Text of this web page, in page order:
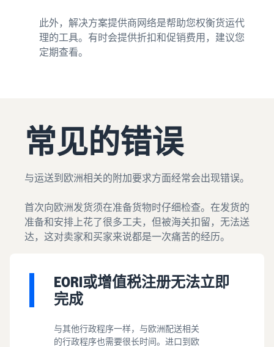
此外，解决方案提供商网络是帮助您权衡货运代
理的工具。有时会提供折扣和促销费用，建议您
定期查看。
常见的错误
与运送到欧洲相关的附加要求方面经常会出现错误。
首次向欧洲发货须在准备货物时仔细检查。在发货的
准备和安排上花了很多工夫，但被海关扣留，无法送
达，这对卖家和买家来说都是一次痛苦的经历。
EORI或增值税注册无法立即
完成
与其他行政程序一样，与欧洲配送相关
的行政程序也需要很长时间。进口到欧